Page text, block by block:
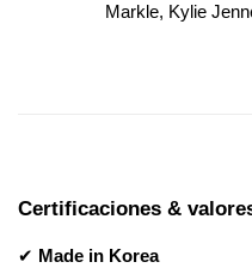
Markle, Kylie
Certificaciones &
✔ Made in Korea